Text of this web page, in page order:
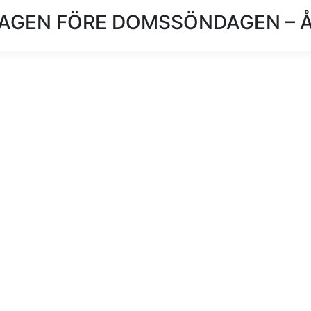
FÖRE DOMSSÖNDAGEN –